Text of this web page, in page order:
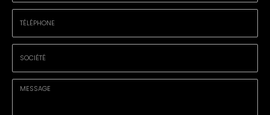
Prénom
*
Email
*
Tél.
*
Société